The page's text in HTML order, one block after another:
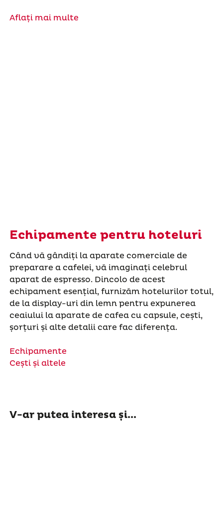
Aflați mai multe
Echipamente pentru hoteluri
Când vă gândiți la aparate comerciale de
preparare a cafelei, vă imaginați celebrul
aparat de espresso. Dincolo de acest
echipament esențial, furnizăm hotelurilor totul,
de la display-uri din lemn pentru expunerea
ceaiului la aparate de cafea cu capsule, cești,
șorțuri și alte detalii care fac diferența.
Echipamente
Cești și altele
V-ar putea interesa și...